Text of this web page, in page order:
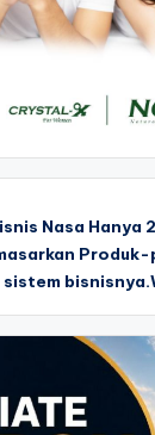
Nasa Hanya